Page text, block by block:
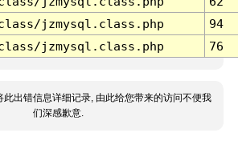
jzmysql.class.php
94
jzmysql.class.php 76
此出错信息详细记录, 由此给您带来的访问不便我
们深感歉意.